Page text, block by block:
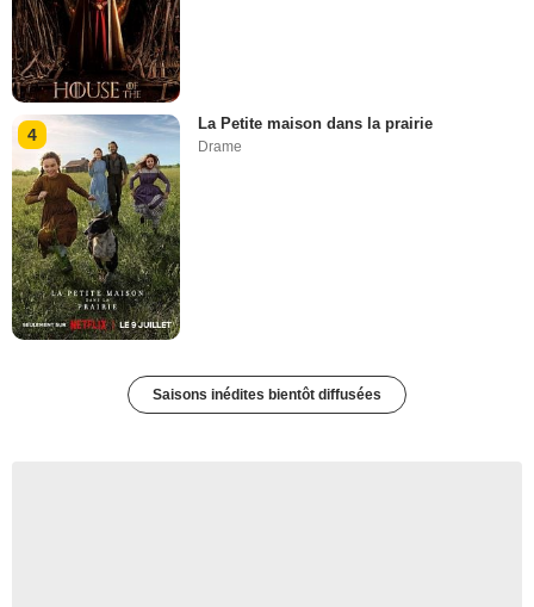
4
La Petite maison dans la prairie
Drame
Saisons inédites bientôt diffusées